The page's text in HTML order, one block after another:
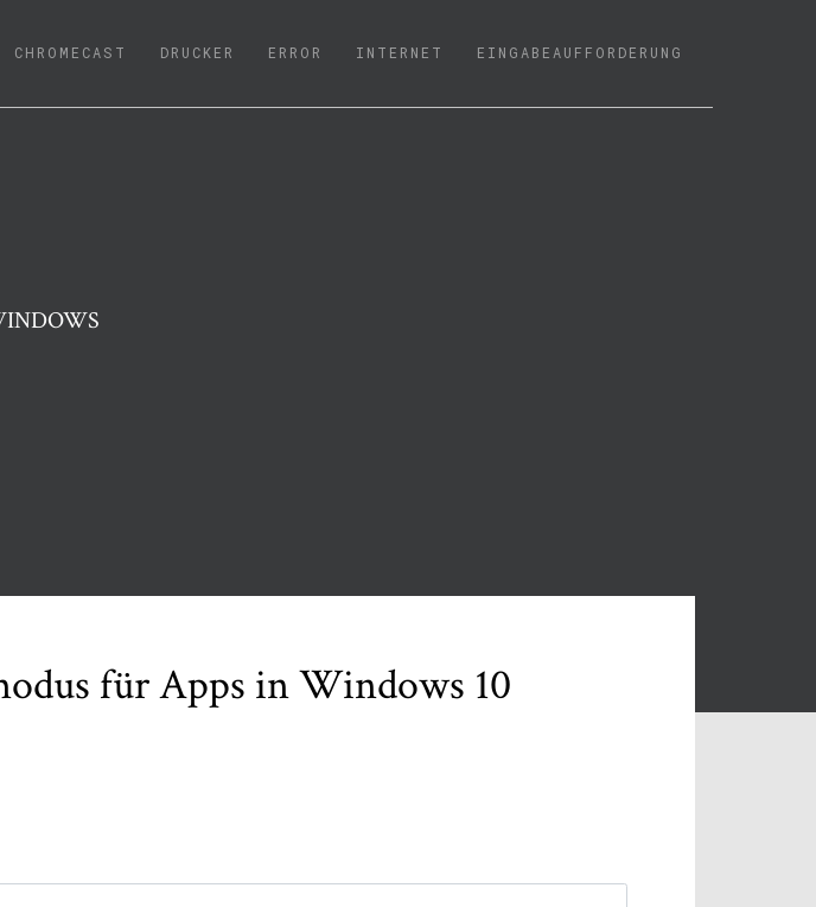
CHROMECAST DRUCKER ERROR INTERNET EINGABEAUFFORDERUNG
für Apps in Windows 10